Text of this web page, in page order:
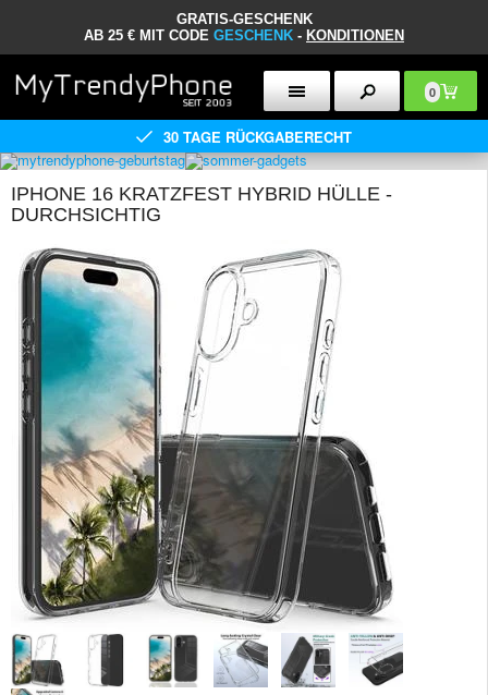
GRATIS-GESCHENK
AB 25 € MIT CODE GESCHENK - KONDITIONEN
0
30 TAGE RÜCKGABERECHT
IPHONE 16 KRATZFEST HYBRID HÜLLE -
DURCHSICHTIG